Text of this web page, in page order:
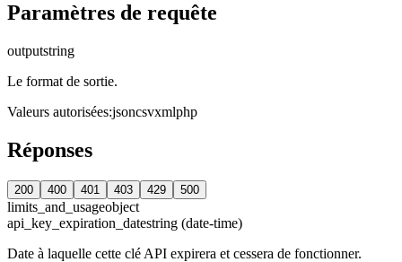
Paramètres de requête
outputstring
Le format de sortie.
Valeurs autorisées:jsoncsvxmlphp
Réponses
200 400 401 403 429 500
limits_and_usageobject
api_key_expiration_datestring (date-time)
Date à laquelle cette clé API expirera et cessera de fonctionner.